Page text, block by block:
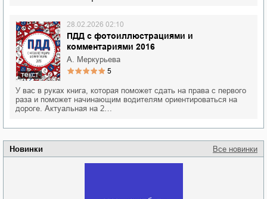
Новинки Все новинки
текст
ПДД с фотоиллюстрациями и
комментариями 2016
28.02.2026 02:10
А. Меркурьева
5
У вас в руках книга, которая поможет сдать на права с первого
раза и поможет начинающим водителям ориентироваться на
дороге. Актуальная на 2…